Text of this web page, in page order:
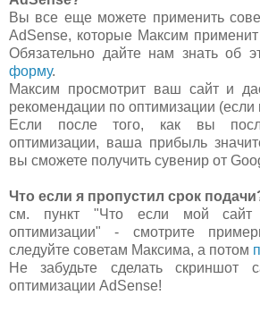
Вы все еще можете применить
AdSense, которые Максим применит
Обязательно дайте нам знать об
форму.
Максим просмотрит ваш сайт и
рекомендации по оптимизации (если
Если после того, как вы
оптимизации, ваша прибыль
вы сможете получить сувенир от
Что если я пропустил срок
см. пункт "Что если мой
оптимизации" - смотрите
следуйте советам Максима, а потом
Не забудьте сделать скриншот
оптимизации AdSense!